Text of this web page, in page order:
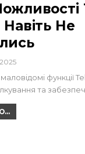
Не
функції
та